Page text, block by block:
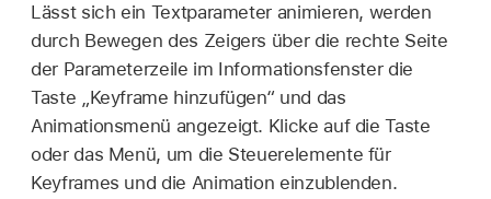
Lässt sich ein Textparameter animieren, werden
durch Bewegen des Zeigers über die rechte Seite
der Parameterzeile im Informationsfenster die
Taste „Keyframe hinzufügen“ und das
Animationsmenü angezeigt. Klicke auf die Taste
oder das Menü, um die Steuerelemente für
Keyframes und die Animation einzublenden.